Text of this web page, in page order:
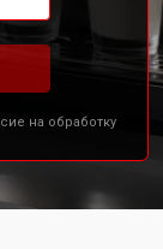
на обработку